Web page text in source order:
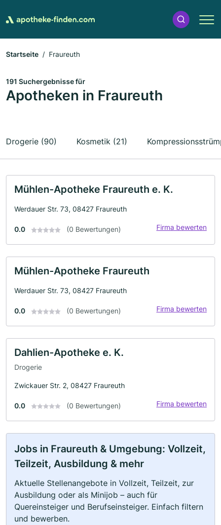
Startseite Fraureuth
191 Suchergebnisse für
Apotheken in Fraureuth
Drogerie (90) Kosmetik (21)
Mühlen-Apotheke Fraureuth e. K.
Werdauer Str. 73, 08427 Fraureuth
0.0 (0 Bewertungen) Firma bewerten
Mühlen-Apotheke Fraureuth
Werdauer Str. 73, 08427 Fraureuth
0.0 (0 Bewertungen) Firma bewerten
Dahlien-Apotheke e. K.
Drogerie
Zwickauer Str. 2, 08427 Fraureuth
0.0 (0 Bewertungen) Firma bewerten
Jobs in Fraureuth & Umgebung: Vollzeit,
Teilzeit, Ausbildung & mehr
Aktuelle Stellenangebote in Vollzeit, Teilzeit, zur
Ausbildung oder als Minijob – auch für
Quereinsteiger und Berufseinsteiger. Einfach filtern
und bewerben.